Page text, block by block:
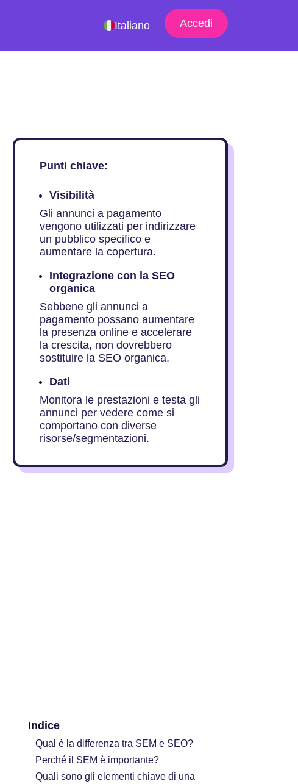
Italiano Accedi
Punti chiave:
Visibilità
Gli annunci a pagamento
vengono utilizzati per indirizzare
un pubblico specifico e
aumentare la copertura.
Integrazione con la SEO
organica
Sebbene gli annunci a
pagamento possano aumentare
la presenza online e accelerare
la crescita, non dovrebbero
sostituire la SEO organica.
Dati
Monitora le prestazioni e testa gli
annunci per vedere come si
comportano con diverse
risorse/segmentazioni.
Indice
Qual è la differenza tra SEM e SEO?
Perché il SEM è importante?
Quali sono gli elementi chiave di una